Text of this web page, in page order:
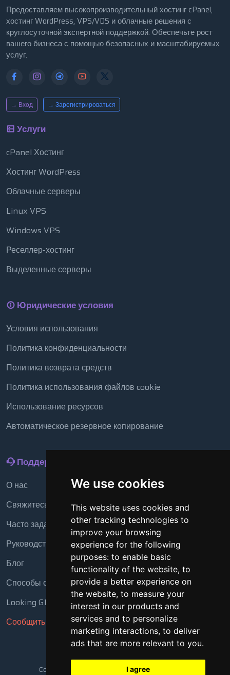
We use cookies
This website uses cookies and
other tracking technologies to
improve your browsing
experience for the following
purposes: to enable basic
functionality of the website, to
provide a better experience on
the website, to measure your
interest in our products and
services and to personalize
marketing interactions, to deliver
ads that are more relevant to you.
I agree
Предоставляем высокопроизводительный хостинг cPanel,
хостинг WordPress, VPS/VDS и облачные решения с
круглосуточной экспертной поддержкой. Обеспечьте рост
вашего бизнеса с помощью безопасных и масштабируемых
услуг.
→ Вход → Зарегистрироваться
Услуги
cPanel Хостинг
Хостинг WordPress
Облачные серверы
Linux VPS
Windows VPS
Реселлер-хостинг
Выделенные серверы
Юридические условия
Условия использования
Политика конфиденциальности
Политика возврата средств
Политика использования файлов cookie
Использование ресурсов
Автоматическое резервное копирование
Поддержка
О нас
Свяжитесь с нами
Часто задаваемые вопросы
Руководство
Блог
Способы оплаты
Looking Glass
Сообщить о нарушении
Copyright © 2018 - 2026 Все права защищены